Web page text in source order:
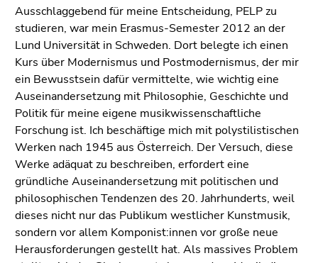
8)
Zur
Suche
(Zugriffstaste
9)
Ausschlaggebend für meine Entscheidung, PELP zu
studieren, war mein Erasmus-Semester 2012 an der
Lund Universität in Schweden. Dort belegte ich einen
Kurs über Modernismus und Postmodernismus, der mir
ein Bewusstsein dafür vermittelte, wie wichtig eine
Auseinandersetzung mit Philosophie, Geschichte und
Politik für meine eigene musikwissenschaftliche
Forschung ist. Ich beschäftige mich mit polystilistischen
Werken nach 1945 aus Österreich. Der Versuch, diese
Werke adäquat zu beschreiben, erfordert eine
gründliche Auseinandersetzung mit politischen und
philosophischen Tendenzen des 20. Jahrhunderts, weil
dieses nicht nur das Publikum westlicher Kunstmusik,
sondern vor allem Komponist:innen vor große neue
Herausforderungen gestellt hat. Als massives Problem